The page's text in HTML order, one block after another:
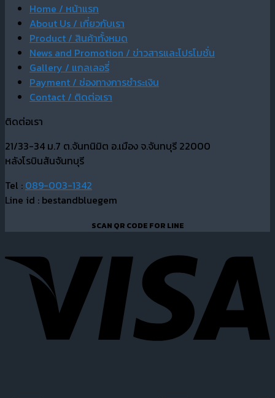
Home / หน้าแรก
About Us / เกี่ยวกับเรา
Product / สินค้าทั้งหมด
News and Promotion / ข่าวสารและโปรโมชั่น
Gallery / แกลเลอรี่
Payment / ช่องทางการชำระเงิน
Contact / ติดต่อเรา
ติดต่อเรา
21/33-34 ม.7 ต.จันทนิมิต อ.เมือง จ.จันทบุรี 22000
หลังโรบินสันจันทบุรี
Tel : 089-003-1342
Line id : bestandbluegem
SCAN QR CODE FOR LINE